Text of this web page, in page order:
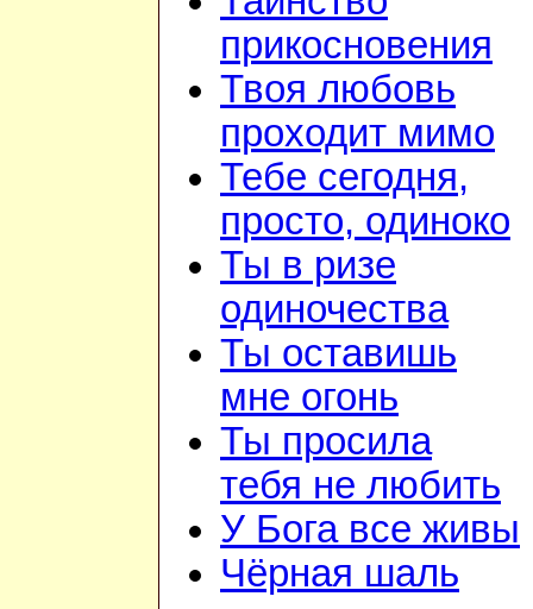
прикосновения
Твоя любовь
проходит мимо
Тебе сегодня,
просто, одиноко
Ты в ризе
одиночества
Ты оставишь
мне огонь
Ты просила
тебя не любить
У Бога все живы
Чёрная шаль